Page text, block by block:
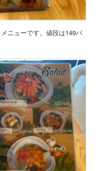
ニューです。値段は149バ